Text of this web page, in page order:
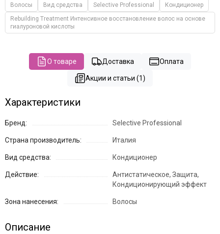
Волосы Вид средства Selective Professional
Кондиционер
Rebuilding Treatment Интенсивное восстановление волос на основе
гиалуроновой кислоты
О товаре Доставка Оплата
Акции и статьи (1)
Характеристики
Бренд: Selective Professional
Страна производитель: Италия
Вид средства: Кондиционер
Действие:
Антистатическое, Защита,
Кондиционирующий эффект
Зона нанесения: Волосы
Описание